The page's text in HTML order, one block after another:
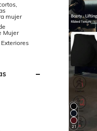
mujer
Mujer
21